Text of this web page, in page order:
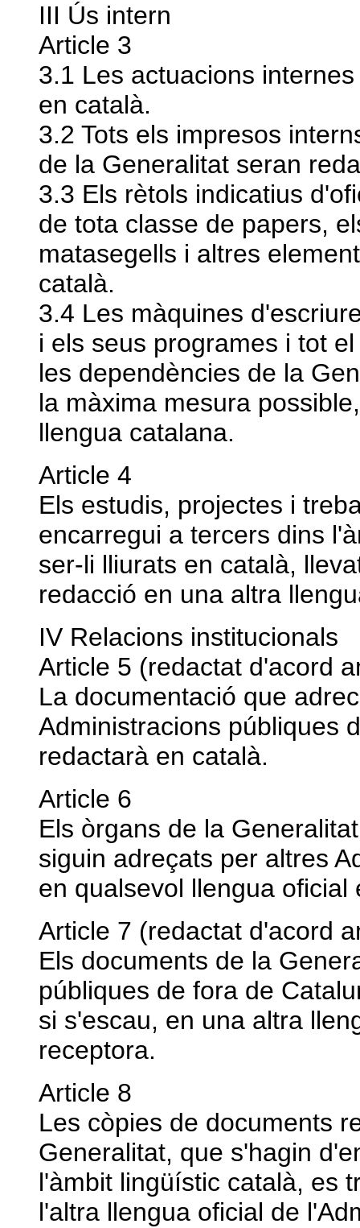
III Ús intern
Article 3
3.1 Les actuacions
en català.
3.2 Tots els impresos
de la Generalitat seran
3.3 Els rètols indicatius
de tota classe de papers,
matasegells i altres
català.
3.4 Les màquines
i els seus programes i tot
les dependències de la
la màxima mesura
llengua catalana.
Article 4
Els estudis, projectes i
encarregui a tercers dins
ser-li lliurats en català,
redacció en una altra
IV Relacions institucionals
Article 5 (redactat d'acord
La documentació que
Administracions públiques
redactarà en català.
Article 6
Els òrgans de la
siguin adreçats per altres
en qualsevol llengua
Article 7 (redactat d'acord
Els documents de la
públiques de fora de
si s'escau, en una altra
receptora.
Article 8
Les còpies de documents
Generalitat, que s'hagin
l'àmbit lingüístic català, es
l'altra llengua oficial de